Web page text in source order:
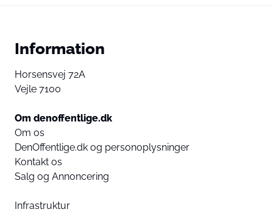
Information
Horsensvej 72A
Vejle 7100
Om denoffentlige.dk
Om os
DenOffentlige.dk og personoplysninger
Kontakt os
Salg og Annoncering
Infrastruktur